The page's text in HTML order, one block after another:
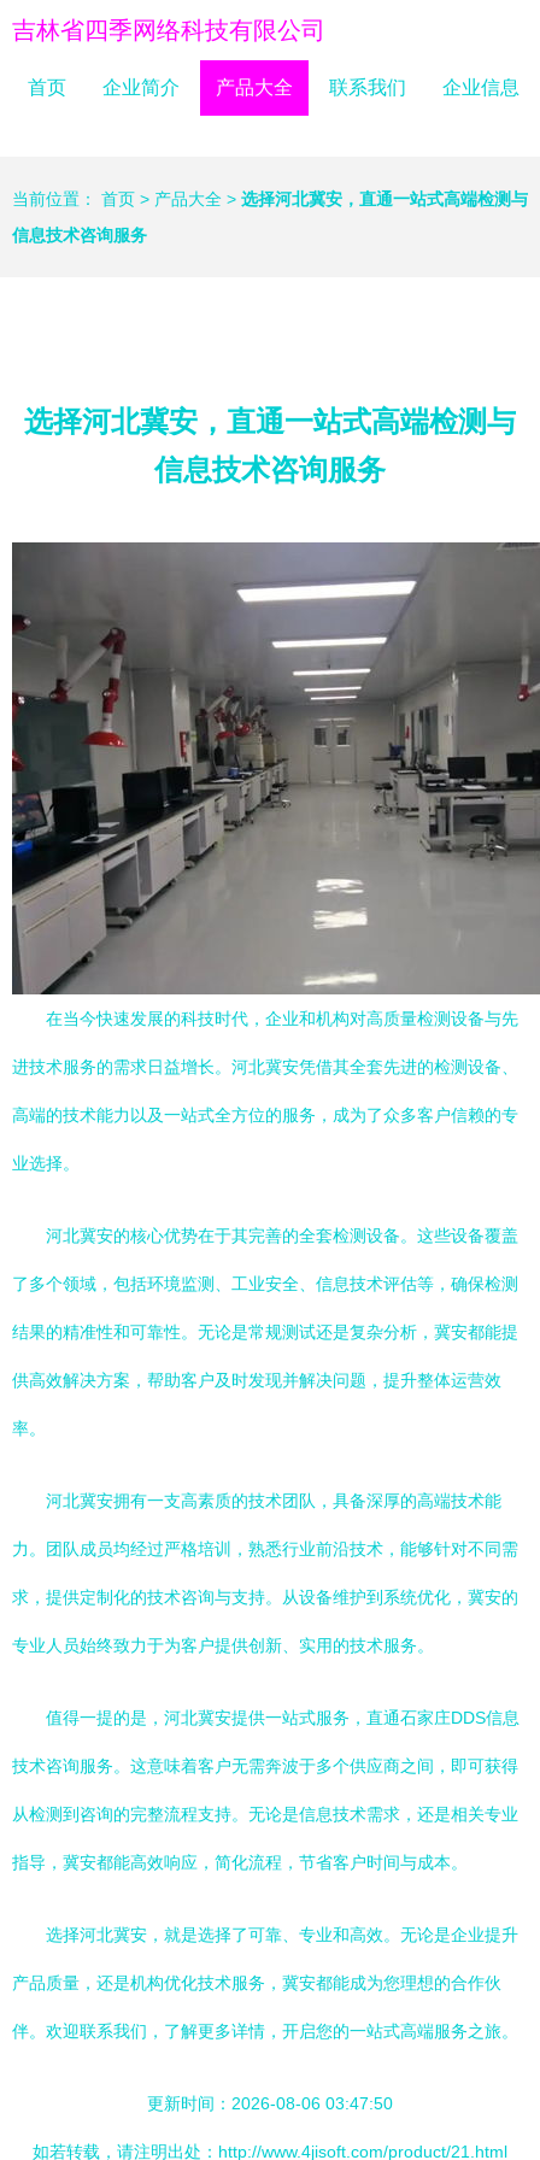
吉林省四季网络科技有限公司
首页 企业简介 产品大全 联系我们 企业信息
当前位置： 首页 > 产品大全 > 选择河北冀安，直通一站式高端检测与
信息技术咨询服务
选择河北冀安，直通一站式高端检测与
信息技术咨询服务
在当今快速发展的科技时代，企业和机构对高质量检测设备与先
进技术服务的需求日益增长。河北冀安凭借其全套先进的检测设备、
高端的技术能力以及一站式全方位的服务，成为了众多客户信赖的专
业选择。
河北冀安的核心优势在于其完善的全套检测设备。这些设备覆盖
了多个领域，包括环境监测、工业安全、信息技术评估等，确保检测
结果的精准性和可靠性。无论是常规测试还是复杂分析，冀安都能提
供高效解决方案，帮助客户及时发现并解决问题，提升整体运营效
率。
河北冀安拥有一支高素质的技术团队，具备深厚的高端技术能
力。团队成员均经过严格培训，熟悉行业前沿技术，能够针对不同需
求，提供定制化的技术咨询与支持。从设备维护到系统优化，冀安的
专业人员始终致力于为客户提供创新、实用的技术服务。
值得一提的是，河北冀安提供一站式服务，直通石家庄DDS信息
技术咨询服务。这意味着客户无需奔波于多个供应商之间，即可获得
从检测到咨询的完整流程支持。无论是信息技术需求，还是相关专业
指导，冀安都能高效响应，简化流程，节省客户时间与成本。
选择河北冀安，就是选择了可靠、专业和高效。无论是企业提升
产品质量，还是机构优化技术服务，冀安都能成为您理想的合作伙
伴。欢迎联系我们，了解更多详情，开启您的一站式高端服务之旅。
更新时间：2026-08-06 03:47:50
如若转载，请注明出处：http://www.4jisoft.com/product/21.html